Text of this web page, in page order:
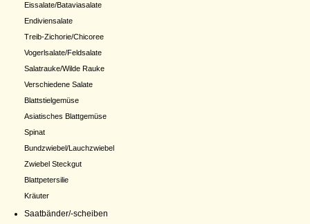
Eissalate/Bataviasalate
Endiviensalate
Treib-Zichorie/Chicoree
Vogerlsalate/Feldsalate
Salatrauke/Wilde Rauke
Verschiedene Salate
Blattstielgemüse
Asiatisches Blattgemüse
Spinat
Bundzwiebel/Lauchzwiebel
Zwiebel Steckgut
Blattpetersilie
Kräuter
Saatbänder/-scheiben